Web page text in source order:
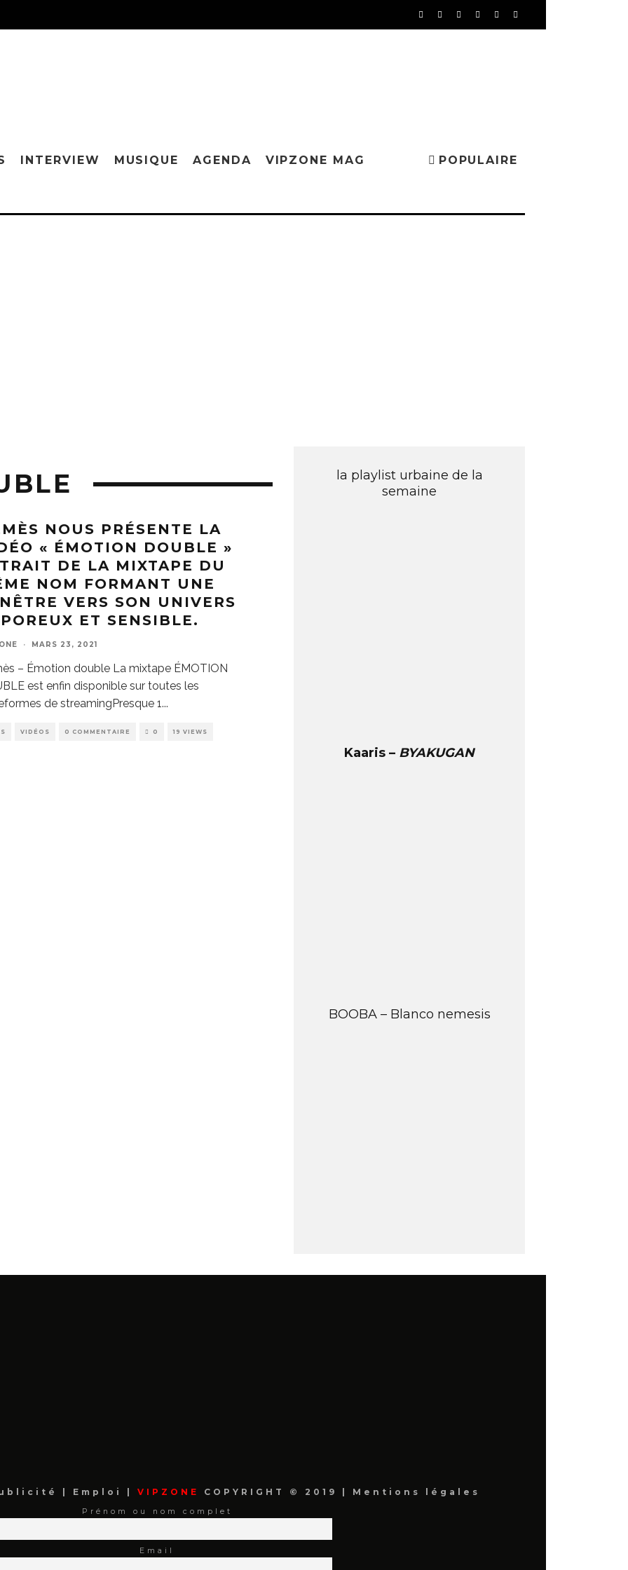
INTERVIEW MUSIQUE AGENDA VIPZONE MAG POPULAIRE
NOUS PRÉSENTE LA
« ÉMOTION DOUBLE »
DE LA MIXTAPE DU
NOM FORMANT UNE
VERS SON UNIVERS
ET SENSIBLE.
· MARS 23, 2021
– Émotion double La mixtape ÉMOTION
est enfin disponible sur toutes les
de streamingPresque 1...
VIDÉOS 0 COMMENTAIRE 0 19 VIEWS
la playlist urbaine de la
semaine
Kaaris – BYAKUGAN
BOOBA – Blanco nemesis
Emploi VIPZONE COPYRIGHT © 2019 | Mentions légales
Prénom ou nom complet
Email